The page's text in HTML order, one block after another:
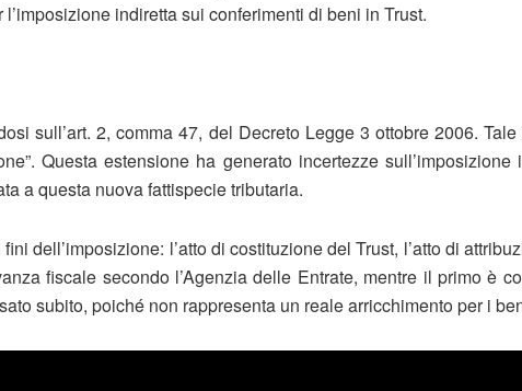
indiretta sui conferimenti di beni in Trust.
sull’art. 2, comma 47, del Decreto Legge 3 ottobre 2006.
Questa estensione ha generato incertezze
a questa nuova fattispecie tributaria.
dell’imposizione: l’atto di costituzione del Trust, l’atto di
fiscale secondo l’Agenzia delle Entrate, mentre il primo è
subito, poiché non rappresenta un reale arricchimento per i